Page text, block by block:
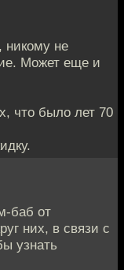
никому не
Может еще и
что было лет 70
баб от
них, в связи с
узнать